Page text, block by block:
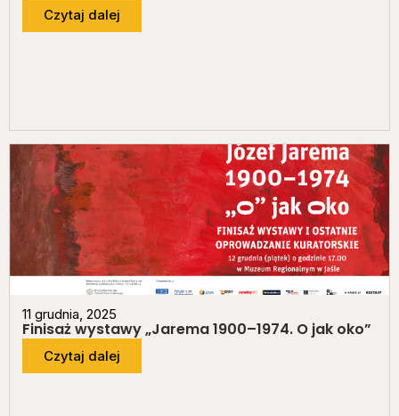
Czytaj dalej
11 grudnia, 2025
Finisaż wystawy „Jarema 1900–1974. O jak oko”
Czytaj dalej